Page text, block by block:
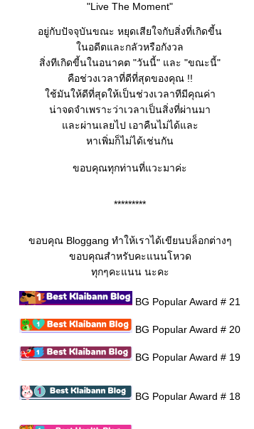
"Live The Moment"
อยู่กับปัจจุบันขณะ หยุดเสียใจกับสิ่งที่เกิดขี้น
ในอดีตและกลัวหรือกังวล
สิ่งทีเกิดขี้นในอนาคต "วันนี้" และ "ขณะนี้"
คือช่วงเวลาที่ดีที่สุดของคุณ !!
ใช้มันให้ดีที่สุดให้เป็นช่วงเวลาทีมีคุณค่า
น่าจดจำเพราะว่าเวลาเป็นสิ่งที่ผ่านมา
และผ่านเลยไป เอาคืนไม่ได้และ
หาเพิ่มก็ไม่ได้เช่นกัน
ขอบคุณทุกท่านที่แวะมาค่ะ
*********
ขอบคุณ Bloggang ทำให้เราได้เขียนบล็อกต่างๆ
ขอบคุณสำหรับคะแนนโหวด
ทุกๆคะแนน นะคะ
BG Popular Award # 21
BG Popular Award # 20
BG Popular Award # 19
BG Popular Award # 18